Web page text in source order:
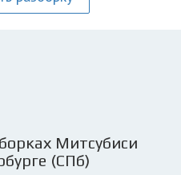
Митсубиси
(СПб)